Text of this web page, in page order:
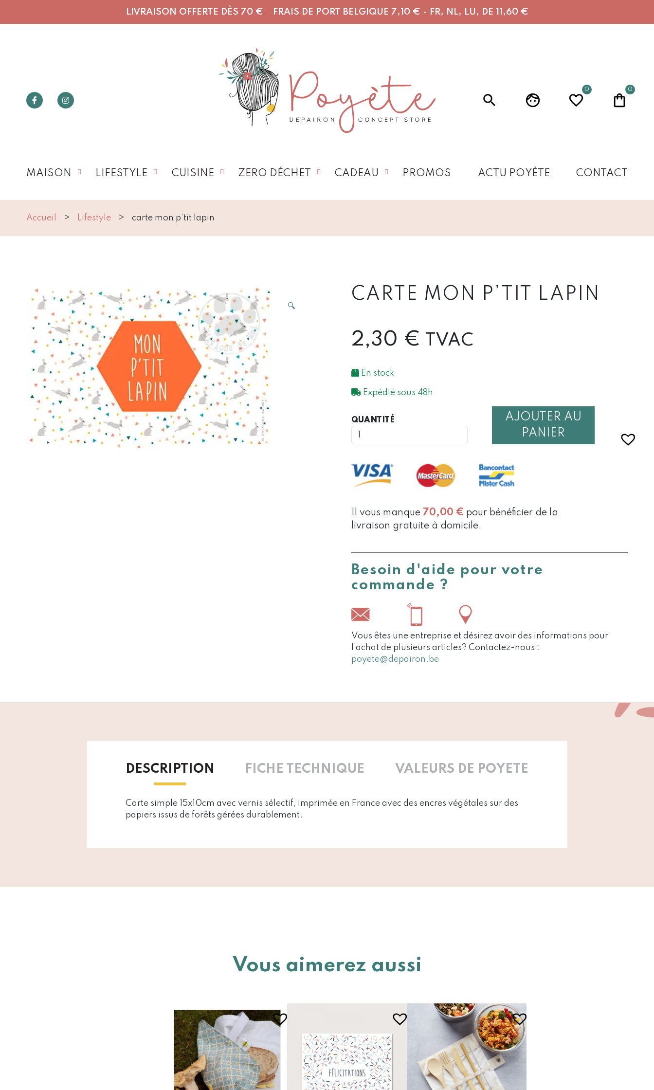
LIVRAISON OFFERTE DÈS 70 € FRAIS DE PORT BELGIQUE 7,10 € - FR, NL, LU, DE 11,60 €
0 0
MAISON LIFESTYLE CUISINE ZERO DÉCHET CADEAU PROMOS ACTU POYÈTE CONTACT
Accueil Lifestyle carte mon p’tit lapin
🔍
CARTE MON P’TIT LAPIN
2,30 € TVAC
En stock
Expédié sous 48h
QUANTITÉ
LAPIN
AJOUTER AU
PANIER
Il vous manque 70,00 € pour bénéficier de la
livraison gratuite à domicile.
Besoin d'aide pour votre
commande ?
Vous êtes une entreprise et désirez avoir des informations pour
l'achat de plusieurs articles? Contactez-nous :
poyete@depairon.be
DESCRIPTION FICHE TECHNIQUE VALEURS DE POYETE
Carte simple 15x10cm avec vernis sélectif, imprimée en France avec des encres végétales sur des
papiers issus de forêts gérées durablement.
Vous aimerez aussi